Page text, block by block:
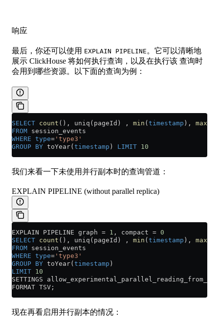
响应
最后，你还可以使用 EXPLAIN PIPELINE 。它可以清晰地
展示 ClickHouse 将如何执行查询，以及在执行该 查询时
会用到哪些资源。以下面的查询为例：
SELECT count (), uniq(pageId) , min ( timestamp ), max
FROM session_events
WHERE type= 'type3'
GROUP BY toYear( timestamp ) LIMIT 10
我们来看一下未使用并行副本时的查询管道：
EXPLAIN PIPELINE (without parallel replica)
EXPLAIN PIPELINE graph = 1 , compact = 0
SELECT count (), uniq(pageId) , min ( timestamp ), max
FROM session_events
WHERE type= 'type3'
GROUP BY toYear( timestamp )
LIMIT 10
SETTINGS
FORMAT TSV;
现在再看启用并行副本的情况：